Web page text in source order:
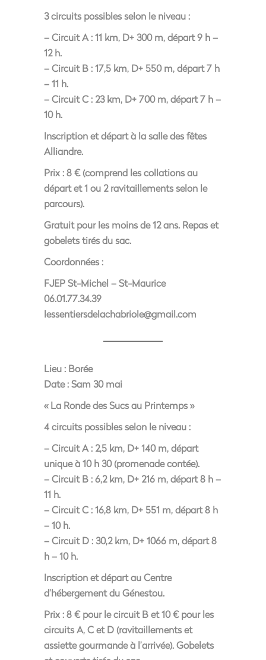
3 circuits possibles selon le niveau :
– Circuit A : 11 km, D+ 300 m, départ 9 h –
12 h.
– Circuit B : 17,5 km, D+ 550 m, départ 7 h
– 11 h.
– Circuit C : 23 km, D+ 700 m, départ 7 h –
10 h.
Inscription et départ à la salle des fêtes
Alliandre.
Prix : 8 € (comprend les collations au
départ et 1 ou 2 ravitaillements selon le
parcours).
Gratuit pour les moins de 12 ans. Repas et
gobelets tirés du sac.
Coordonnées :
FJEP St-Michel – St-Maurice
06.01.77.34.39
lessentiersdelachabriole@gmail.com
Lieu : Borée
Date :Sam 30 mai
« La Ronde des Sucs au Printemps »
4 circuits possibles selon le niveau :
– Circuit A : 2,5 km, D+ 140 m, départ
unique à 10 h 30 (promenade contée).
– Circuit B : 6,2 km, D+ 216 m, départ 8 h –
11 h.
– Circuit C : 16,8 km, D+ 551 m, départ 8 h
– 10 h.
– Circuit D : 30,2 km, D+ 1066 m, départ 8
h – 10 h.
Inscription et départ au Centre
d’hébergement du Génestou.
Prix : 8 € pour le circuit B et 10 € pour les
circuits A, C et D (ravitaillements et
assiette gourmande à l’arrivée). Gobelets